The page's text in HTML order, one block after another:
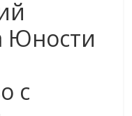
Юности
с